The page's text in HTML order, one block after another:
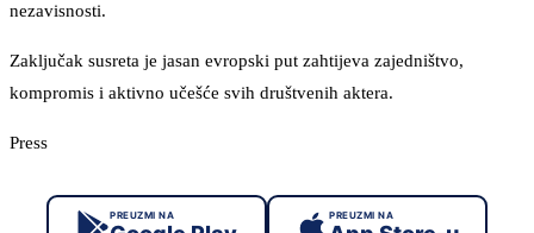
nezavisnosti.
Zaključak susreta je jasan evropski put zahtijeva zajedništvo,
kompromis i aktivno učešće svih društvenih aktera.
Press
PREUZMI NA PREUZMI NA